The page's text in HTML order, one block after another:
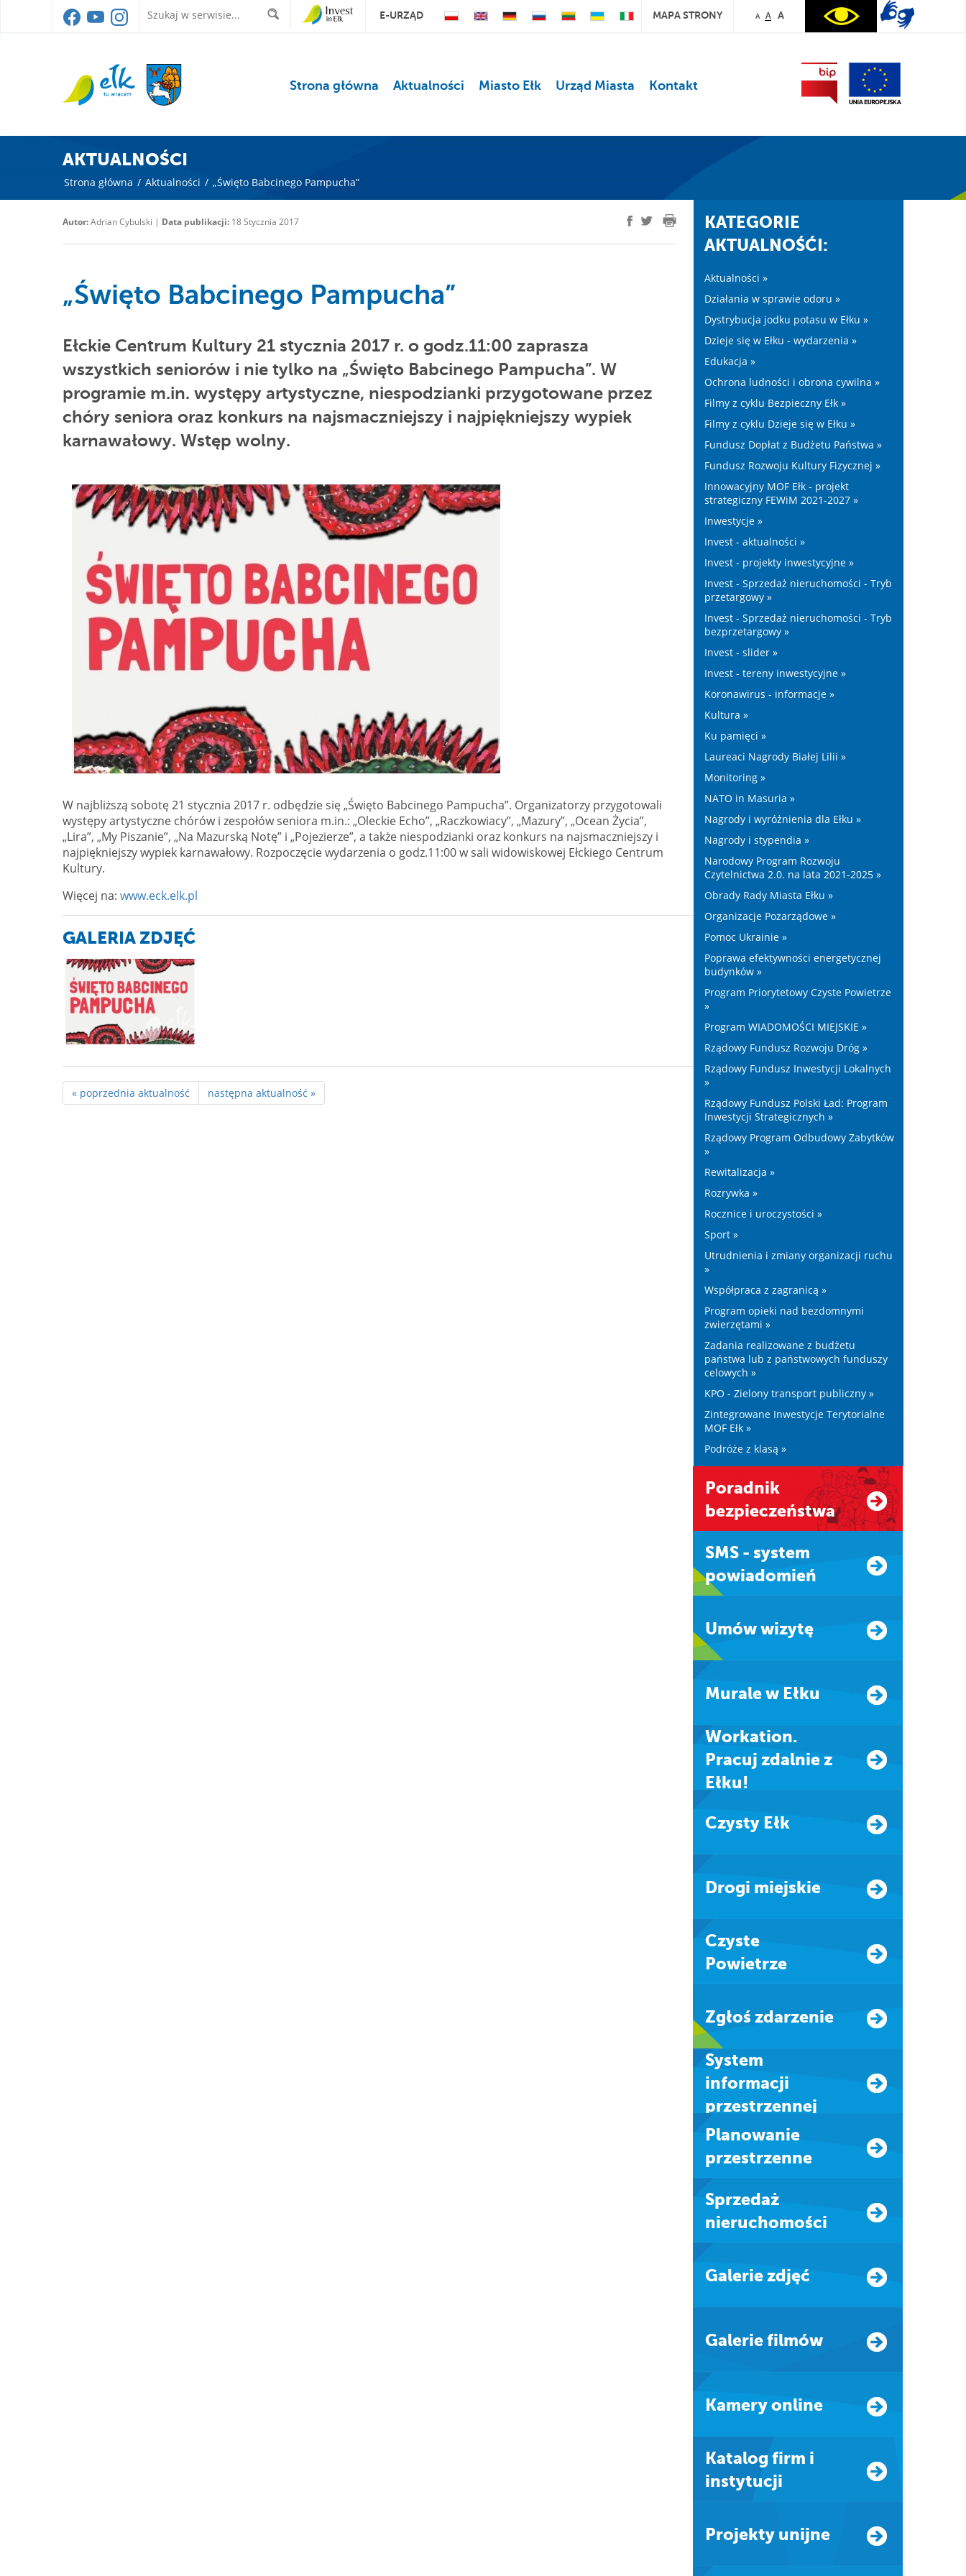
E-URZĄD MAPA STRONY A A A
Strona główna Aktualności Miasto Ełk Urząd Miasta Kontakt
AKTUALNOŚCI
Strona główna / Aktualności / „Święto Babcinego Pampucha”
Autor:Adrian Cybulski | Data publikacji: 18 Stycznia 2017
„Święto Babcinego Pampucha”
Ełckie Centrum Kultury 21 stycznia 2017 r. o godz.11:00 zaprasza
wszystkich seniorów i nie tylko na „Święto Babcinego Pampucha”. W
programie m.in. występy artystyczne, niespodzianki przygotowane przez
chóry seniora oraz konkurs na najsmaczniejszy i najpiękniejszy wypiek
karnawałowy. Wstęp wolny.
W najbliższą sobotę 21 stycznia 2017 r. odbędzie się „Święto Babcinego Pampucha”. Organizatorzy przygotowali
występy artystyczne chórów i zespołów seniora m.in.: „Oleckie Echo”, „Raczkowiacy”, „Mazury”, „Ocean Życia”,
„Lira”, „My Piszanie”, „Na Mazurską Notę” i „Pojezierze”, a także niespodzianki oraz konkurs na najsmaczniejszy i
najpiękniejszy wypiek karnawałowy. Rozpoczęcie wydarzenia o godz.11:00 w sali widowiskowej Ełckiego Centrum
Kultury.
Więcej na: www.eck.elk.pl
GALERIA ZDJĘĆ
« poprzednia aktualność następna aktualność »
KATEGORIE
AKTUALNOŚĆI:
Aktualności »
Działania w sprawie odoru »
Dystrybucja jodku potasu w Ełku »
Dzieje się w Ełku - wydarzenia »
Edukacja »
Ochrona ludności i obrona cywilna »
Filmy z cyklu Bezpieczny Ełk »
Filmy z cyklu Dzieje się w Ełku »
Fundusz Dopłat z Budżetu Państwa »
Fundusz Rozwoju Kultury Fizycznej »
Innowacyjny MOF Ełk - projekt
strategiczny FEWiM 2021-2027 »
Inwestycje »
Invest - aktualności »
Invest - projekty inwestycyjne »
Invest - Sprzedaż nieruchomości - Tryb
przetargowy »
Invest - Sprzedaż nieruchomości - Tryb
bezprzetargowy »
Invest - slider »
Invest - tereny inwestycyjne »
Koronawirus - informacje »
Kultura »
Ku pamięci »
Laureaci Nagrody Białej Lilii »
Monitoring »
NATO in Masuria »
Nagrody i wyróżnienia dla Ełku »
Nagrody i stypendia »
Narodowy Program Rozwoju
Czytelnictwa 2.0. na lata 2021-2025 »
Obrady Rady Miasta Ełku »
Organizacje Pozarządowe »
Pomoc Ukrainie »
Poprawa efektywności energetycznej
budynków »
Program Priorytetowy Czyste Powietrze
»
Program WIADOMOŚCI MIEJSKIE »
Rządowy Fundusz Rozwoju Dróg »
Rządowy Fundusz Inwestycji Lokalnych
»
Rządowy Fundusz Polski Ład: Program
Inwestycji Strategicznych »
Rządowy Program Odbudowy Zabytków
»
Rewitalizacja »
Rozrywka »
Rocznice i uroczystości »
Sport »
Utrudnienia i zmiany organizacji ruchu
»
Współpraca z zagranicą »
Program opieki nad bezdomnymi
zwierzętami »
Zadania realizowane z budżetu
państwa lub z państwowych funduszy
celowych »
KPO - Zielony transport publiczny »
Zintegrowane Inwestycje Terytorialne
MOF Ełk »
Podróże z klasą »
Poradnik
bezpieczeństwa
SMS - system
powiadomień
Umów wizytę
Murale w Ełku
Workation.
Pracuj zdalnie z
Ełku!
Czysty Ełk
Drogi miejskie
Czyste
Powietrze
Zgłoś zdarzenie
system
informacji
przestrzennej
Planowanie
przestrzenne
Sprzedaż
nieruchomości
Galerie zdjęć
Galerie filmów
Kamery online
Katalog firm i
instytucji
Projekty unijne